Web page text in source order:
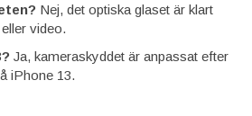
Nej, det optiska glaset är klart
video.
Ja, kameraskyddet är anpassat efter
iPhone 13.